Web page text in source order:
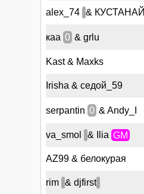
alex_74 & КУСТАНАЙ
каа 0 & grlu
Kast & Maxks
Irisha & седой_59
serpantin 0 & Andy_I
va_smol & Ilia GM
AZ99 & белокурая
rim & djfirst